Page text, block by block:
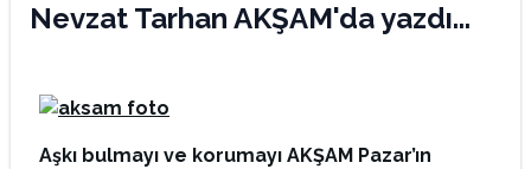
Nevzat Tarhan AKŞAM'da yazdı...
Aşkı bulmayı ve korumayı AKŞAM Pazar’ın